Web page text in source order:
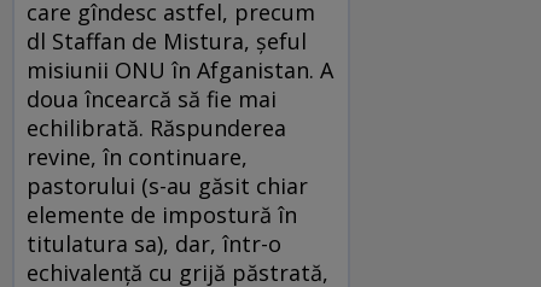
care gîndesc astfel, precum
dl Staffan de Mistura, şeful
misiunii ONU în Afganistan. A
doua încearcă să fie mai
echilibrată. Răspunderea
revine, în continuare,
pastorului (s-au găsit chiar
elemente de impostură în
titulatura sa), dar, într-o
echivalenţă cu grijă păstrată,